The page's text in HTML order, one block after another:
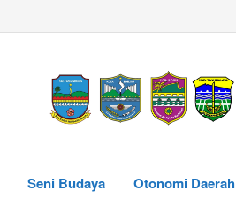
Seni Budaya Otonomi Daerah